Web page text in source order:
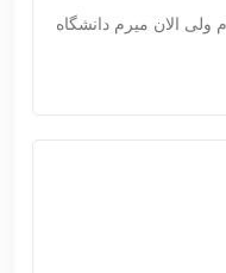
الان میرم دانشگاه